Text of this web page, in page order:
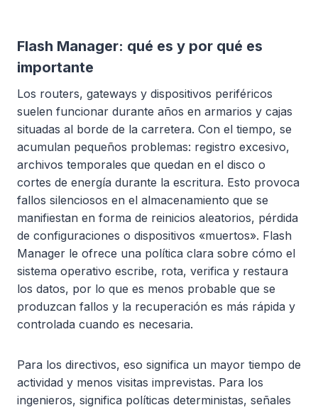
Flash Manager: qué es y por qué es
importante
Los routers, gateways y dispositivos periféricos
suelen funcionar durante años en armarios y cajas
situadas al borde de la carretera. Con el tiempo, se
acumulan pequeños problemas: registro excesivo,
archivos temporales que quedan en el disco o
cortes de energía durante la escritura. Esto provoca
fallos silenciosos en el almacenamiento que se
manifiestan en forma de reinicios aleatorios, pérdida
de configuraciones o dispositivos «muertos». Flash
Manager le ofrece una política clara sobre cómo el
sistema operativo escribe, rota, verifica y restaura
los datos, por lo que es menos probable que se
produzcan fallos y la recuperación es más rápida y
controlada cuando es necesaria.
Para los directivos, eso significa un mayor tiempo de
actividad y menos visitas imprevistas. Para los
ingenieros, significa políticas deterministas, señales